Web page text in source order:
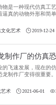
物是一种现代仿真工
逼真的动物外形和简
文化艺术 2019-12-24
制作厂的仿真
的飞速发展，现在的
龙制作厂变得很重要
每一个产品，每一只
那我们制作的仿真恐
艺术 2021-06-01 